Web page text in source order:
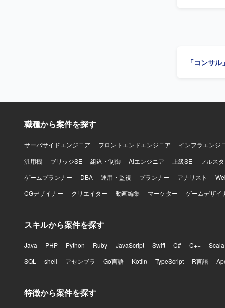
る方ですと望ましいです。 【ポジショ
環境】 AI
「コンサ
職種から案件を探す
サーバサイドエンジニア フロントエンドエンジニア インフラエンジ
汎用機
ブリッジSE 組込・制御 AIエンジニア 上級SE フルス
ゲームプランナー
DBA 運用・監視 プランナー アナリスト
CGデザイナー
クリエイター 動画編集 マーケター ゲームデザイ
スキルから案件を探す
Java PHP Python Ruby JavaScript Swift C# C++ Scala
SQL
shell アセンブラ Go言語 Kotlin TypeScript R言語
特徴から案件を探す